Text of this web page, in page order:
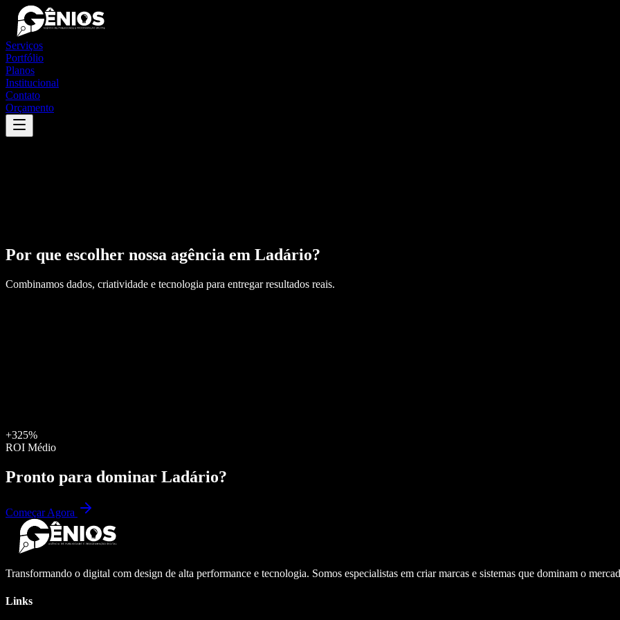
Serviços
Portfólio
Planos
Institucional
Contato
Orçamento
Por que escolher nossa agência em Ladário?
Combinamos dados, criatividade e tecnologia para entregar resultados reais.
+325%
ROI Médio
Pronto para dominar Ladário?
Começar Agora
Transformando o digital com design de alta performance e tecnologia. Somos especialistas em criar marcas e sistemas que dominam o
Links